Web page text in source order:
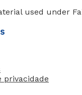
used under
privacidade